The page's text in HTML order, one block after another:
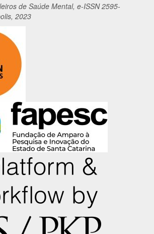
de Saúde Mental, e-ISSN 2595-
2023